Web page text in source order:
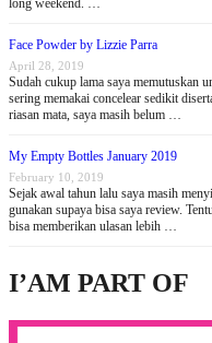
long weekend. …
Face Powder by Lizzie Parra
April 28, 2019
Sudah cukup lama saya memutuskan
sering memakai concelear sedikit
riasan mata, saya masih belum …
My Empty Bottles January 2019
February 10, 2019
Sejak awal tahun lalu saya masih
gunakan supaya bisa saya review.
bisa memberikan ulasan lebih …
I’AM PART OF